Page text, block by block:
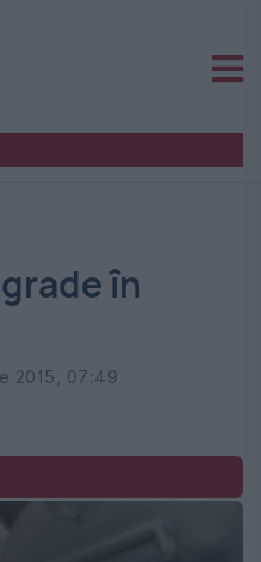
în
2015, 07:49